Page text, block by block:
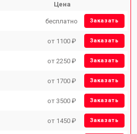
Цена
бесплатно Заказать
от 1100 ₽ Заказать
от 2250 ₽ Заказать
от 1700 ₽ Заказать
от 3500 ₽ Заказать
от 1450 ₽ Заказать